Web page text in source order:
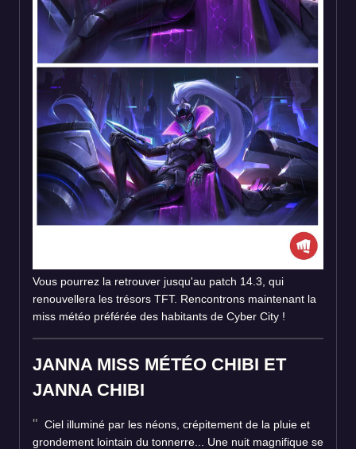
Vous pourrez la retrouver jusqu'au patch 14.3, qui
renouvellera les trésors TFT. Rencontrons maintenant la
miss météo préférée des habitants de Cyber City !
JANNA MISS MÉTÉO CHIBI ET
JANNA CHIBI
Ciel illuminé par les néons, crépitement de la pluie et
grondement lointain du tonnerre... Une nuit magnifique se